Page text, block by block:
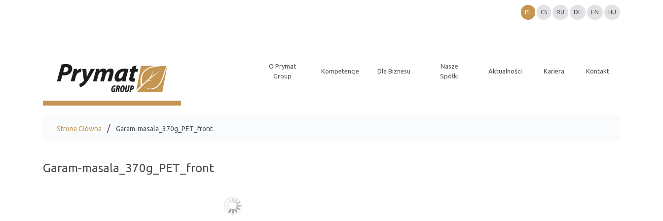
PL CS RU DE EN HU
O Prymat
Group
Kompetencje Dla Biznesu
Nasze
Spółki
Aktualności Kariera Kontakt
Strona Główna Garam-masala_370g_PET_front
Garam-masala_370g_PET_front